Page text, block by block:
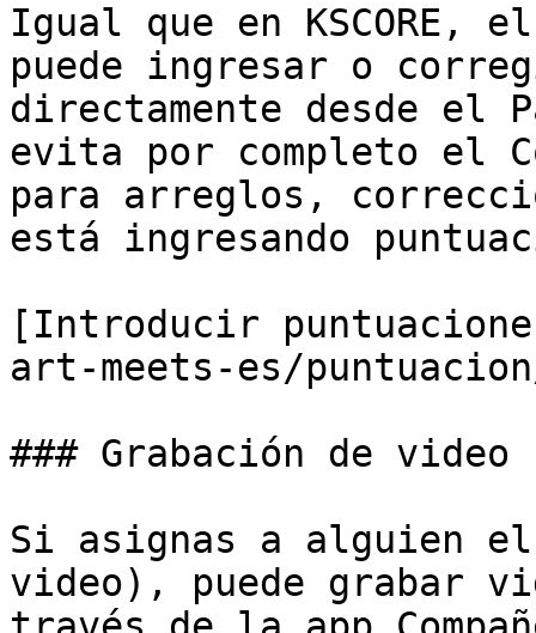
Igual que en
puede ingresar o
directamente desde el
evita por completo el
para arreglos,
está ingresando
[Introducir
art-meets-es/
### Grabación de
Si asignas a alguien
video), puede grabar